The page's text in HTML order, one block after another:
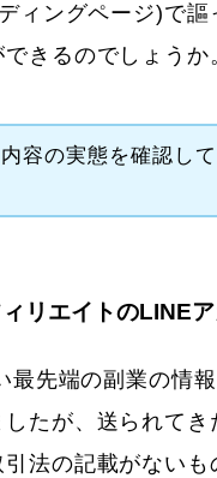
ィングページ)で謳
きるのでしょうか
容の実態を確認し
リエイトのLINE
最先端の副業の情
たが、送られてき
法の記載がないも